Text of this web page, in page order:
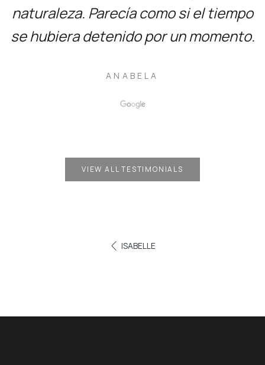
naturaleza. Parecía como si el tiempo
se hubiera detenido por un momento.
ANABELA
VIEW ALL TESTIMONIALS
ISABELLE